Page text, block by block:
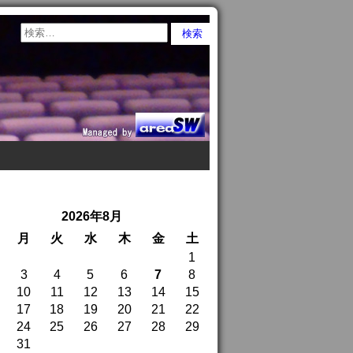
2026年8月
月
火 水 木 金
土
1
3
4 5 6 7
8
10
11 12 13 14
15
17
18 19 20 21
22
24
25 26 27 28
29
31